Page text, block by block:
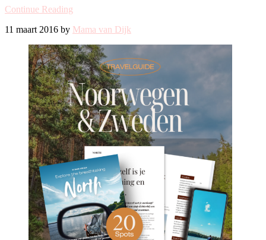
Continue Reading
11 maart 2016 by Mama van Dijk